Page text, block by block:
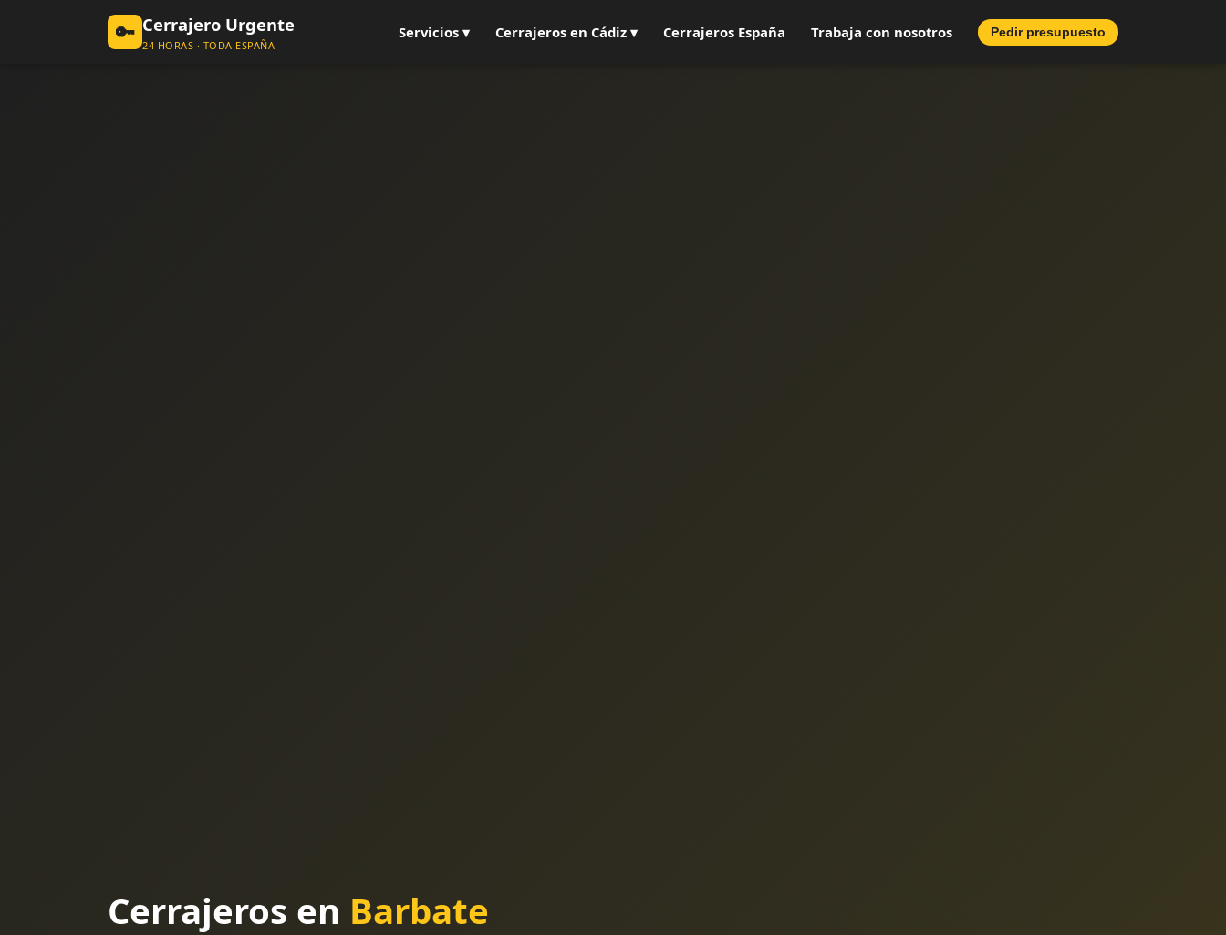
🔑 Cerrajero Urgente
24 HORAS · TODA ESPAÑA
Servicios ▾ Cerrajeros en Cádiz ▾ Cerrajeros España Trabaja con nosotros Pedir presupuesto
Cerrajeros en Barbate